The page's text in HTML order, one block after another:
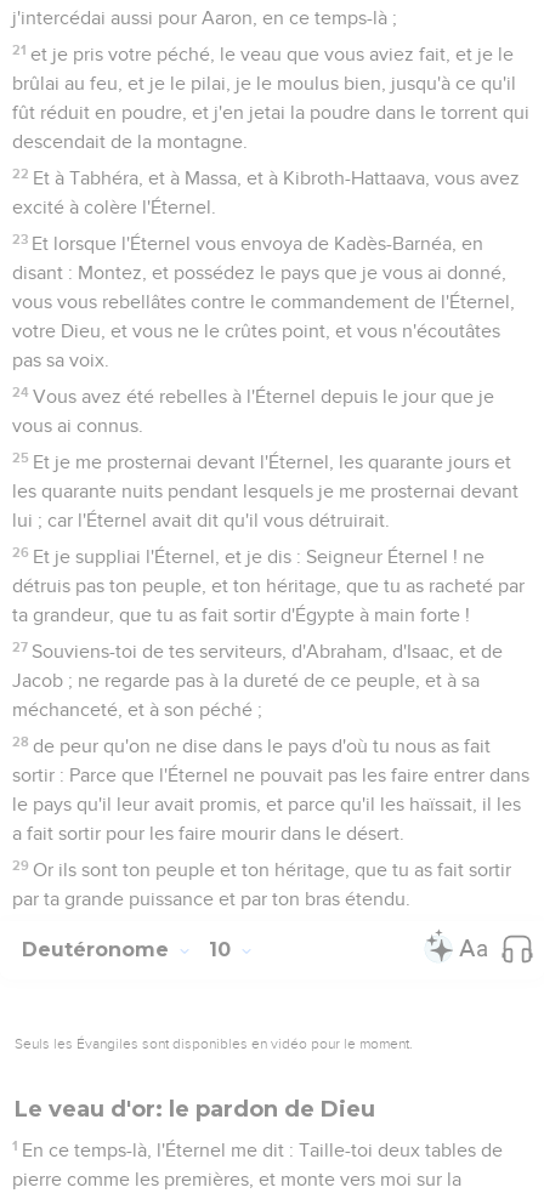
j'intercédai aussi pour Aaron, en ce temps-là ;
21 et je pris votre péché, le veau que vous aviez fait, et je le
brûlai au feu, et je le pilai, je le moulus bien, jusqu'à ce qu'il
fût réduit en poudre, et j'en jetai la poudre dans le torrent qui
descendait de la montagne.
22 Et à Tabhéra, et à Massa, et à Kibroth-Hattaava, vous avez
excité à colère l'Éternel.
23 Et lorsque l'Éternel vous envoya de Kadès-Barnéa, en
disant : Montez, et possédez le pays que je vous ai donné,
vous vous rebellâtes contre le commandement de l'Éternel,
votre Dieu, et vous ne le crûtes point, et vous n'écoutâtes
pas sa voix.
24 Vous avez été rebelles à l'Éternel depuis le jour que je
vous ai connus.
25 Et je me prosternai devant l'Éternel, les quarante jours et
les quarante nuits pendant lesquels je me prosternai devant
lui ; car l'Éternel avait dit qu'il vous détruirait.
26 Et je suppliai l'Éternel, et je dis : Seigneur Éternel ! ne
détruis pas ton peuple, et ton héritage, que tu as racheté par
ta grandeur, que tu as fait sortir d'Égypte à main forte !
27 Souviens-toi de tes serviteurs, d'Abraham, d'Isaac, et de
Jacob ; ne regarde pas à la dureté de ce peuple, et à sa
méchanceté, et à son péché ;
28 de peur qu'on ne dise dans le pays d'où tu nous as fait
sortir : Parce que l'Éternel ne pouvait pas les faire entrer dans
le pays qu'il leur avait promis, et parce qu'il les haïssait, il les
a fait sortir pour les faire mourir dans le désert.
29 Or ils sont ton peuple et ton héritage, que tu as fait sortir
par ta grande puissance et par ton bras étendu.
Deutéronome 10
Seuls les Évangiles sont disponibles en vidéo pour le moment.
Le veau d'or: le pardon de Dieu
1 En ce temps-là, l'Éternel me dit : Taille-toi deux tables de
pierre comme les premières, et monte vers moi sur la